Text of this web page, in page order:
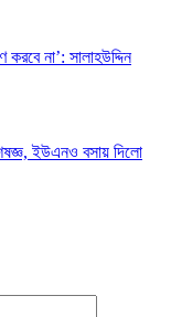
না’: সালাহউদ্দিন
ইউএনও বসায় দিলো